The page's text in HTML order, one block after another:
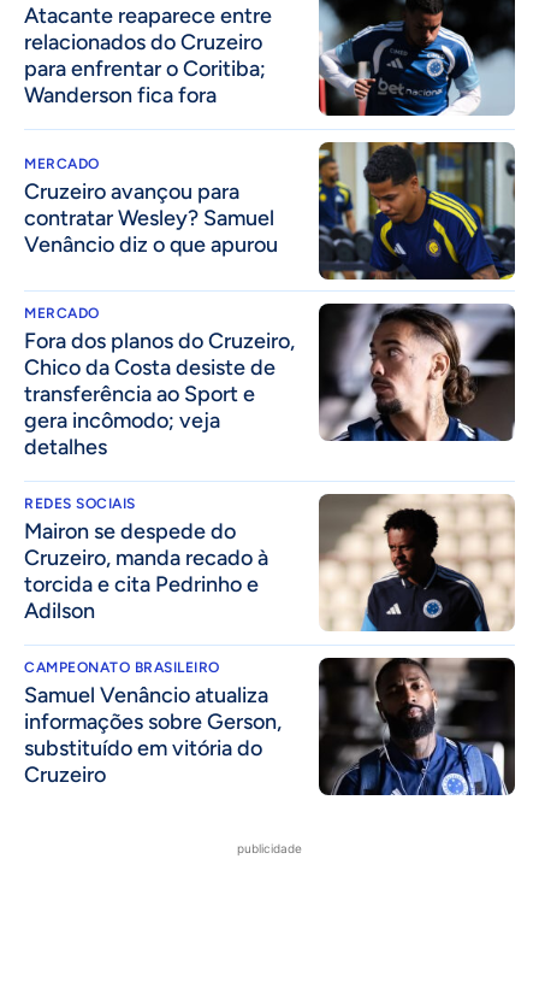
Atacante reaparece entre
relacionados do Cruzeiro
para enfrentar o Coritiba;
Wanderson fica fora
MERCADO
Cruzeiro avançou para
contratar Wesley? Samuel
Venâncio diz o que apurou
MERCADO
Fora dos planos do Cruzeiro,
Chico da Costa desiste de
transferência ao Sport e
gera incômodo; veja
detalhes
REDES SOCIAIS
Mairon se despede do
Cruzeiro, manda recado à
torcida e cita Pedrinho e
Adilson
CAMPEONATO BRASILEIRO
Samuel Venâncio atualiza
informações sobre Gerson,
substituído em vitória do
Cruzeiro
publicidade